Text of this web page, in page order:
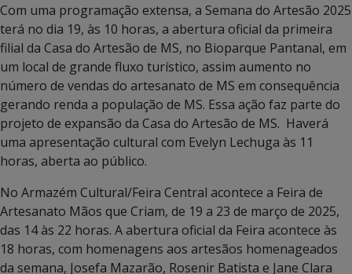
Com uma programação extensa, a Semana do Artesão 2025
terá no dia 19, às 10 horas, a abertura oficial da primeira
filial da Casa do Artesão de MS, no Bioparque Pantanal, em
um local de grande fluxo turístico, assim aumento no
número de vendas do artesanato de MS em consequência
gerando renda a população de MS. Essa ação faz parte do
projeto de expansão da Casa do Artesão de MS. Haverá
uma apresentação cultural com Evelyn Lechuga às 11
horas, aberta ao público.
No Armazém Cultural/Feira Central acontece a Feira de
Artesanato Mãos que Criam, de 19 a 23 de março de 2025,
das 14 às 22 horas. A abertura oficial da Feira acontece às
18 horas, com homenagens aos artesãos homenageados
da semana, Josefa Mazarão, Rosenir Batista e Jane Clara